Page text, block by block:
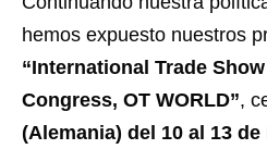
hemos expuesto nuestros
“International Trade
Congress, OT WORLD”,
(Alemania) del 10 al 13 de